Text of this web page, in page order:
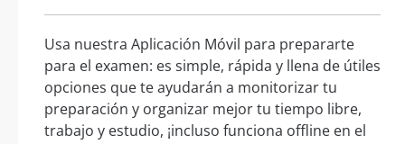
Usa nuestra Aplicación Móvil para prepararte
para el examen: es simple, rápida y llena de útiles
opciones que te ayudarán a monitorizar tu
preparación y organizar mejor tu tiempo libre,
trabajo y estudio, ¡incluso funciona offline en el